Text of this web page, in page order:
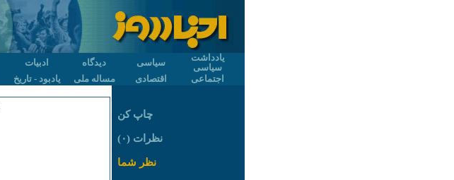
یادداشت
سیاسی
سیاسی دیدگاه ادبیات
اجتماعی
اقتصادی مساله ملی یادبود - تاریخ
چاپ کن
نظرات (۰)
نظر شما